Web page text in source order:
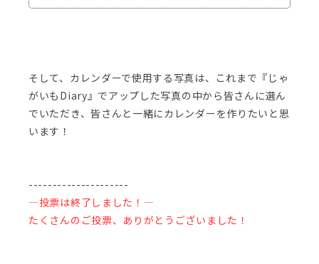
そして、カレンダーで使用する写真は、これまで『じゃ
がいもDiary』でアップした写真の中から皆さんに選ん
でいただき、皆さんと一緒にカレンダーを作りたいと思
います！
---------------------
―投票は終了しました！―
たくさんのご投票、ありがとうございました！